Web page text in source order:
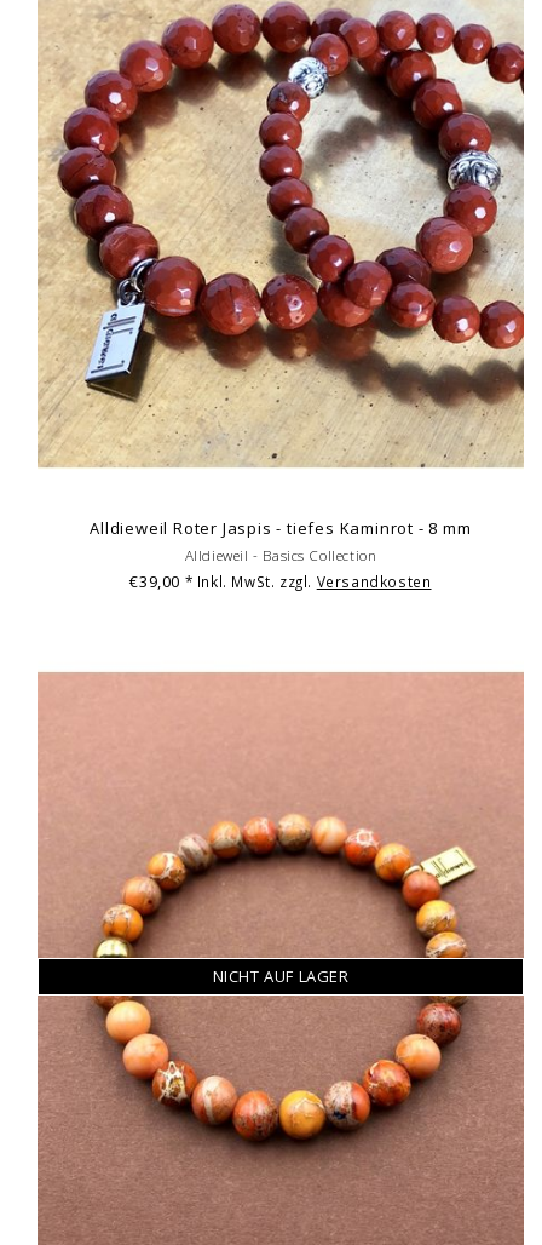
Alldieweil Roter Jaspis - tiefes Kaminrot - 8 mm
Alldieweil - Basics Collection
€39,00 * Inkl. MwSt. zzgl. Versandkosten
NICHT AUF LAGER